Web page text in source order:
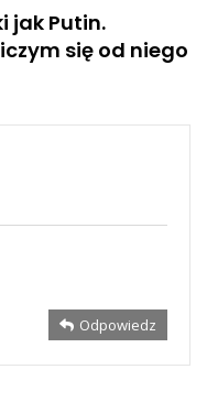
jak Putin.
się od niego
Odpowiedz